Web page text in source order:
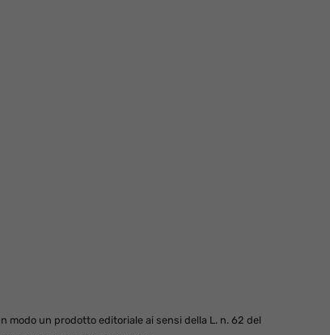
un prodotto editoriale ai sensi della L. n. 62 del